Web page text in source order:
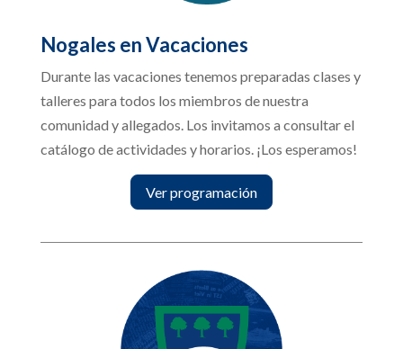
Nogales en Vacaciones
Durante las vacaciones tenemos preparadas clases y
talleres para todos los miembros de nuestra
comunidad y allegados. Los invitamos a consultar el
catálogo de actividades y horarios. ¡Los esperamos!
Ver programación